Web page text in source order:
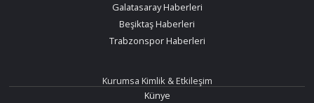
Galatasaray Haberleri
Beşiktaş Haberleri
Trabzonspor Haberleri
Kurumsa Kimlik & Etkileşim
Künye